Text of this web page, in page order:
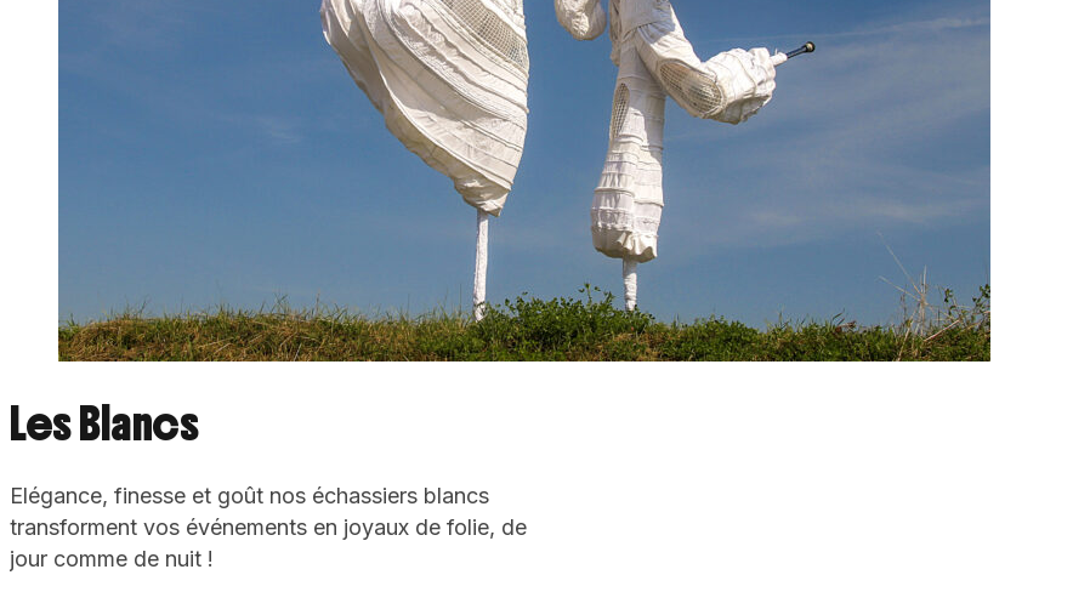
Les Blancs
Elégance, finesse et goût nos échassiers blancs
transforment vos événements en joyaux de folie, de
jour comme de nuit !